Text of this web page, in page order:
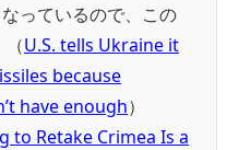
っているので、この
（U.S. tells Ukraine it
because
have enough）
to Retake Crimea Is a